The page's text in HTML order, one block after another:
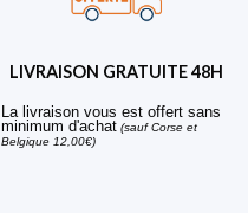
LIVRAISON GRATUITE 48H
La livraison vous est offert sans
minimum d'achat (sauf Corse et
Belgique 12,00€)